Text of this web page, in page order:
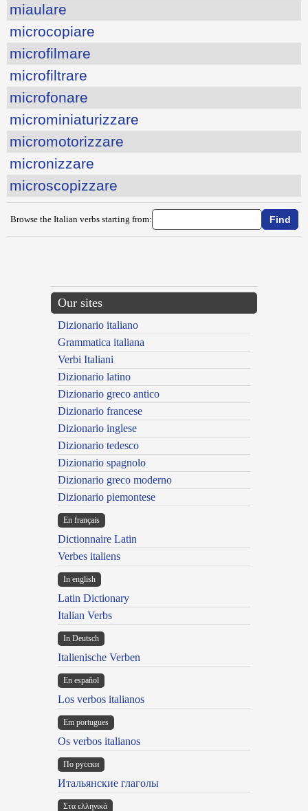
miaulare
microcopiare
microfilmare
microfiltrare
microfonare
microminiaturizzare
micromotorizzare
micronizzare
microscopizzare
Browse the Italian verbs starting from:
Our sites
Dizionario italiano
Grammatica italiana
Verbi Italiani
Dizionario latino
Dizionario greco antico
Dizionario francese
Dizionario inglese
Dizionario tedesco
Dizionario spagnolo
Dizionario greco moderno
Dizionario piemontese
En français
Dictionnaire Latin
Verbes italiens
In english
Latin Dictionary
Italian Verbs
In Deutsch
Italienische Verben
En español
Los verbos italianos
Em portugues
Os verbos italianos
По русски
Итальянские глаголы
Στα ελληνικά